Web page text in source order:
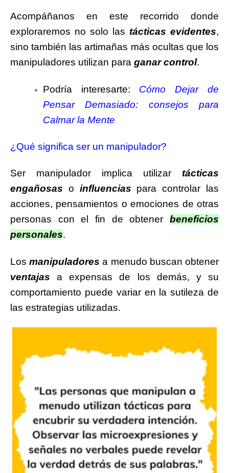
Acompáñanos en este recorrido donde
exploraremos no solo las tácticas evidentes,
sino también las artimañas más ocultas que los
manipuladores utilizan para ganar control.
Podría interesarte: Cómo Dejar de
Pensar Demasiado: consejos para
Calmar la Mente
¿Qué significa ser un manipulador?
Ser manipulador implica utilizar tácticas
engañosas o influencias para controlar las
acciones, pensamientos o emociones de otras
personas con el fin de obtener beneficios
personales.
Losmanipuladores a menudo buscan obtener
ventajas a expensas de los demás, y su
comportamiento puede variar en la sutileza de
las estrategias utilizadas.